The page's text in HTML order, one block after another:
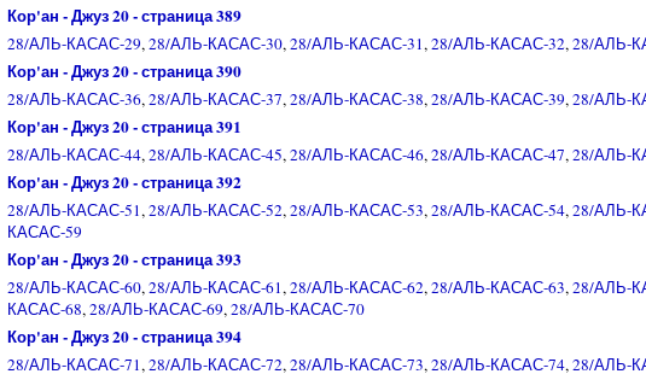
Кор'ан - Джуз 20 - страница 389
28/АЛЬ-КАСАС-29,28/АЛЬ-КАСАС-30,28/АЛЬ-КАСАС-31,28/АЛЬ-КАСАС-32,28/АЛЬ-
Кор'ан - Джуз 20 - страница 390
28/АЛЬ-КАСАС-36,28/АЛЬ-КАСАС-37,28/АЛЬ-КАСАС-38,28/АЛЬ-КАСАС-39,28/АЛЬ-
Кор'ан - Джуз 20 - страница 391
28/АЛЬ-КАСАС-44,28/АЛЬ-КАСАС-45,28/АЛЬ-КАСАС-46,28/АЛЬ-КАСАС-47,28/АЛЬ-
Кор'ан - Джуз 20 - страница 392
28/АЛЬ-КАСАС-51,28/АЛЬ-КАСАС-52,28/АЛЬ-КАСАС-53,28/АЛЬ-КАСАС-54,28/АЛЬ-
КАСАС-59
Кор'ан - Джуз 20 - страница 393
28/АЛЬ-КАСАС-60,28/АЛЬ-КАСАС-61,28/АЛЬ-КАСАС-62,28/АЛЬ-КАСАС-63,28/АЛЬ-
КАСАС-68,28/АЛЬ-КАСАС-69,28/АЛЬ-КАСАС-70
Кор'ан - Джуз 20 - страница 394
28/АЛЬ-КАСАС-71,28/АЛЬ-КАСАС-72,28/АЛЬ-КАСАС-73,28/АЛЬ-КАСАС-74,28/АЛЬ-